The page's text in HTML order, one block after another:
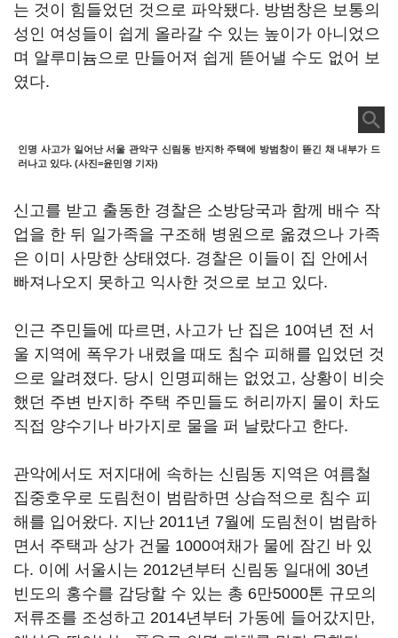
는 것이 힘들었던 것으로 파악됐다. 방범창은 보통의
성인 여성들이 쉽게 올라갈 수 있는 높이가 아니었으
며 알루미늄으로 만들어져 쉽게 뜯어낼 수도 없어 보
였다.
인명 사고가 일어난 서울 관악구 신림동 반지하 주택에 방범창이 뜯긴 채 내부가 드
러나고 있다. (사진=윤민영 기자)
신고를 받고 출동한 경찰은 소방당국과 함께 배수 작
업을 한 뒤 일가족을 구조해 병원으로 옮겼으나 가족
은 이미 사망한 상태였다. 경찰은 이들이 집 안에서
빠져나오지 못하고 익사한 것으로 보고 있다.
인근 주민들에 따르면, 사고가 난 집은 10여년 전 서
울 지역에 폭우가 내렸을 때도 침수 피해를 입었던 것
으로 알려졌다. 당시 인명피해는 없었고, 상황이 비슷
했던 주변 반지하 주택 주민들도 허리까지 물이 차도
직접 양수기나 바가지로 물을 퍼 날랐다고 한다.
관악에서도 저지대에 속하는 신림동 지역은 여름철
집중호우로 도림천이 범람하면 상습적으로 침수 피
해를 입어왔다. 지난 2011년 7월에 도림천이 범람하
면서 주택과 상가 건물 1000여채가 물에 잠긴 바 있
다. 이에 서울시는 2012년부터 신림동 일대에 30년
빈도의 홍수를 감당할 수 있는 총 6만5000톤 규모의
저류조를 조성하고 2014년부터 가동에 들어갔지만,